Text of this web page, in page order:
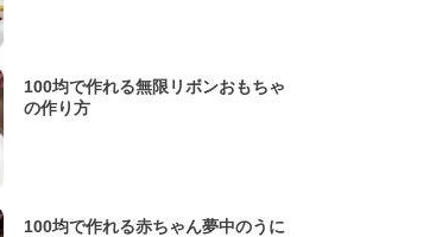
100均で作れる無限リボンおもちゃ
の作り方
100均で作れる赤ちゃん夢中のうに